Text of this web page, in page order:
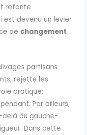
refonte
est devenu un levier
de changement
partisans
rejette les
pratique:
Par ailleurs,
delà du gauche-
Dans cette